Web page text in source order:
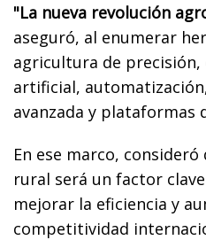
"La nueva revolución
aseguró, al enumerar
agricultura de
artificial,
avanzada y plataformas
En ese marco,
rural será un factor
mejorar la eficiencia y
competitividad